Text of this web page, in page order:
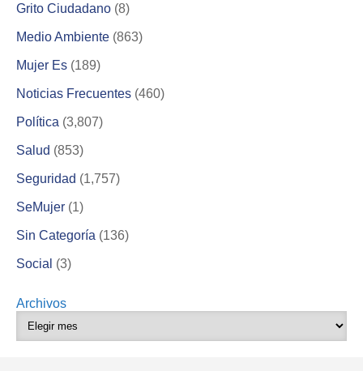
Grito Ciudadano (8)
Medio Ambiente (863)
Mujer Es (189)
Noticias Frecuentes (460)
Política (3,807)
Salud (853)
Seguridad (1,757)
SeMujer (1)
Sin Categoría (136)
Social (3)
Archivos